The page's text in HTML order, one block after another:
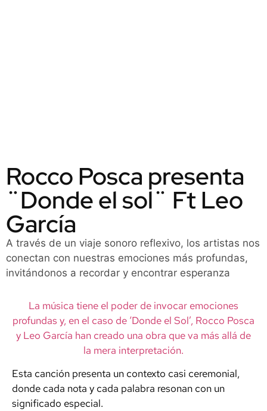
Rocco Posca presenta
¨Donde el sol¨ Ft Leo
García
A través de un viaje sonoro reflexivo, los artistas nos
conectan con nuestras emociones más profundas,
invitándonos a recordar y encontrar esperanza
La música tiene el poder de invocar emociones
profundas y, en el caso de ‘Donde el Sol’, Rocco Posca
y Leo García han creado una obra que va más allá de
la mera interpretación.
Esta canción presenta un contexto casi ceremonial,
donde cada nota y cada palabra resonan con un
significado especial.